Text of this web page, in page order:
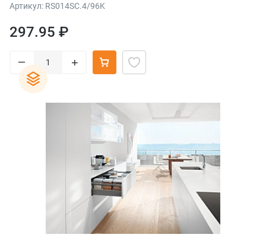
Артикул: RS014SC.4/96K
297.95 ₽
– +